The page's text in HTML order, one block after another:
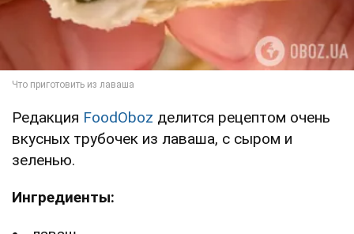
Редакция FoodOboz делится рецептом очень
вкусных трубочек из лаваша, с сыром и
зеленью.
Ингредиенты: